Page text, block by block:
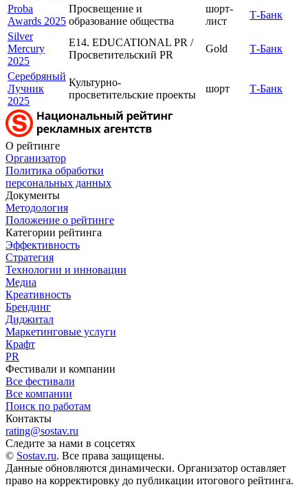
Proba
Awards 2025
Просвещение и
образование общества
шорт-
лист
Т-Банк
Silver
Mercury
2025
E14. EDUCATIONAL PR /
Просветительский PR
Gold Т-Банк
Серебряный
Лучник
2025
Культурно-
просветительские проекты
шорт Т-Банк
О рейтинге
Организатор
Политика обработки
персональных данных
Документы
Методология
Положение о рейтинге
Категории рейтинга
Эффективность
Стратегия
Технологии и инновации
Медиа
Креативность
Брендинг
Диджитал
Маркетинговые услуги
Крафт
PR
Фестивали и компании
Все фестивали
Все компании
Поиск по работам
Контакты
rating@sostav.ru
Следите за нами в соцсетях
© Sostav.ru. Все права защищены.
Данные обновляются динамически. Организатор оставляет
право на корректировку до публикации итогового рейтинга.